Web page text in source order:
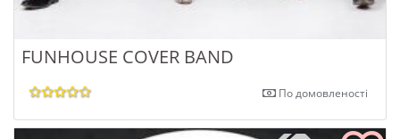
FUNHOUSE COVER BAND
По домовленості